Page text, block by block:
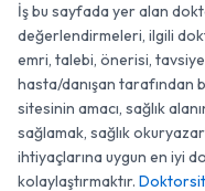
İş bu sayfada yer alan
değerlendirmeleri, ilgili
emri, talebi, önerisi,
hasta/danışan tarafından
sitesinin amacı, sağlık
sağlamak, sağlık
ihtiyaçlarına uygun en iyi
kolaylaştırmaktır.